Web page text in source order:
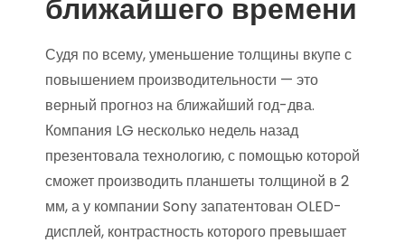
ближайшего времени
Судя по всему, уменьшение толщины вкупе с
повышением производительности — это
верный прогноз на ближайший год-два.
Компания LG несколько недель назад
презентовала технологию, с помощью которой
сможет производить планшеты толщиной в 2
мм, а у компании Sony запатентован OLED-
дисплей, контрастность которого превышает